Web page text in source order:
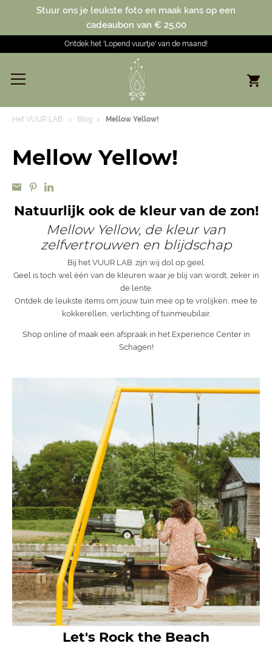
Stuur ons je leukste foto en maak kans op een
cadeaubon van € 25,00
Ontdek het 'Lopend vuurtje' van de maand!
Het VUUR LAB. Blog Mellow Yellow!
Mellow Yellow!
Natuurlijk ook de kleur van de zon!
Mellow Yellow, de kleur van
zelfvertrouwen en blijdschap
Bij het VUUR LAB. zijn wij dol op geel.
Geel is toch wel één van de kleuren waar je blij van wordt, zeker in
de lente.
Ontdek de leukste items om jouw tuin mee op te vrolijken, mee te
kokkerellen, verlichting of tuinmeubilair.
Shop online of maak een afspraak in het Experience Center in
Schagen!
Let's Rock the Beach